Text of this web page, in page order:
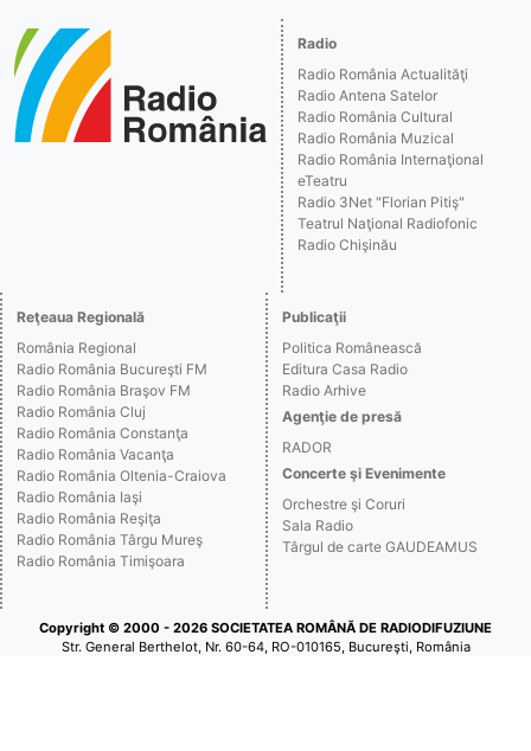
Radio
Radio România Actualităţi
Radio Antena Satelor
Radio România Cultural
Radio România Muzical
Radio România Internaţional
eTeatru
Radio 3Net "Florian Pitiş"
Teatrul Naţional Radiofonic
Radio Chişinău
Reţeaua Regională
România Regional
Radio România Bucureşti FM
Radio România Braşov FM
Radio România Cluj
Radio România Constanţa
Radio România Vacanţa
Radio România Oltenia-Craiova
Radio România Iaşi
Radio România Reşiţa
Radio România Târgu Mureş
Radio România Timişoara
Publicaţii
Politica Românească
Editura Casa Radio
Radio Arhive
Agenţie de presă
RADOR
Concerte şi Evenimente
Orchestre şi Coruri
Sala Radio
Târgul de carte GAUDEAMUS
Copyright © 2000 - 2026 SOCIETATEA ROMÂNĂ DE RADIODIFUZIUNE
Str. General Berthelot, Nr. 60-64, RO-010165, Bucureşti, România